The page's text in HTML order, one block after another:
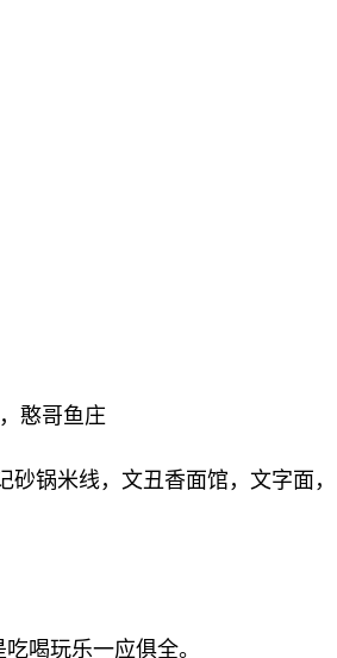
憨哥鱼庄
锅米线，文丑香面馆，文字面，
喝玩乐一应俱全。